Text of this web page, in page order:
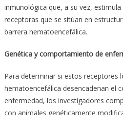
inmunológica que, a su vez,
receptoras que se sitúan en
barrera hematoencefálica.
Genética y comportamiento de
Para determinar si estos receptores
hematoencefálica desencadenan el
enfermedad, los investigadores
con animales genéticamente